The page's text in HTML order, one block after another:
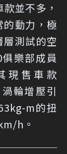
並不多，
動力，極
測試的空
樂部成員
現售車款
輪增壓引
m的扭
h。